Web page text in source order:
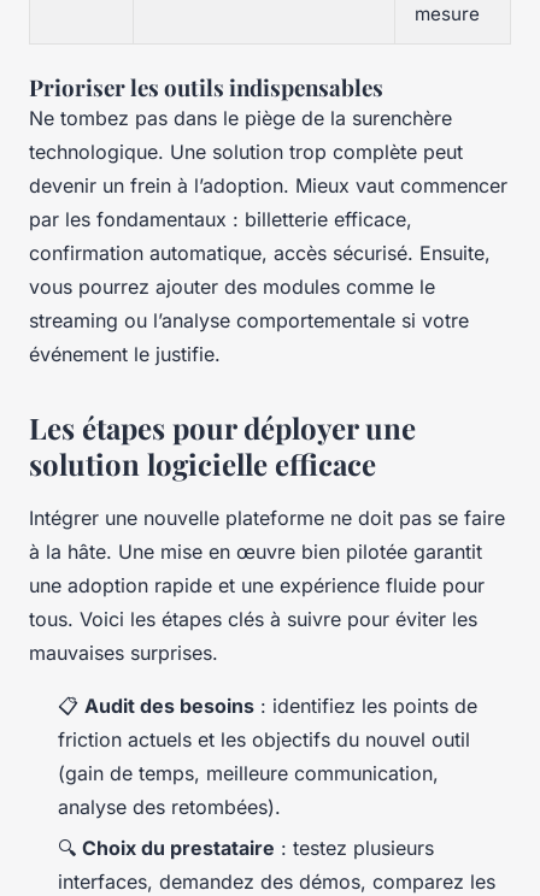
mesure
Prioriser les outils indispensables
Ne tombez pas dans le piège de la surenchère
technologique. Une solution trop complète peut
devenir un frein à l’adoption. Mieux vaut commencer
par les fondamentaux : billetterie efficace,
confirmation automatique, accès sécurisé. Ensuite,
vous pourrez ajouter des modules comme le
streaming ou l’analyse comportementale si votre
événement le justifie.
Les étapes pour déployer une
solution logicielle efficace
Intégrer une nouvelle plateforme ne doit pas se faire
à la hâte. Une mise en œuvre bien pilotée garantit
une adoption rapide et une expérience fluide pour
tous. Voici les étapes clés à suivre pour éviter les
mauvaises surprises.
📋 Audit des besoins : identifiez les points de
friction actuels et les objectifs du nouvel outil
(gain de temps, meilleure communication,
analyse des retombées).
🔍 Choix du prestataire : testez plusieurs
interfaces, demandez des démos, comparez les